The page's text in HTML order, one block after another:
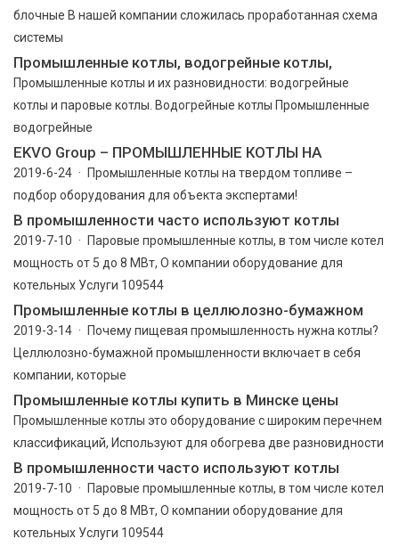
блочные В нашей компании сложилась проработанная схема
системы
Промышленные котлы, водогрейные котлы,
Промышленные котлы и их разновидности: водогрейные
котлы и паровые котлы. Водогрейные котлы Промышленные
водогрейные
EKVO Group – ПРОМЫШЛЕННЫЕ КОТЛЫ НА
2019-6-24 · Промышленные котлы на твердом топливе –
подбор оборудования для объекта экспертами!
В промышленности часто используют котлы
2019-7-10 · Паровые промышленные котлы, в том числе котел
мощность от 5 до 8 МВт, О компании оборудование для
котельных Услуги 109544
Промышленные котлы в целлюлозно-бумажном
2019-3-14 · Почему пищевая промышленность нужна котлы?
Целлюлозно-бумажной промышленности включает в себя
компании, которые
Промышленные котлы купить в Минске цены
Промышленные котлы это оборудование с широким перечнем
классификаций, Используют для обогрева две разновидности
В промышленности часто используют котлы
2019-7-10 · Паровые промышленные котлы, в том числе котел
мощность от 5 до 8 МВт, О компании оборудование для
котельных Услуги 109544